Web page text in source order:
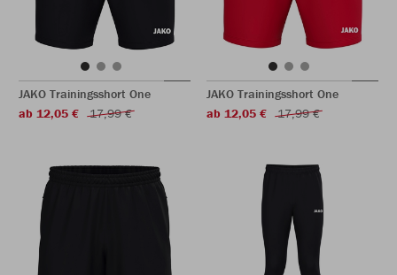
JAKO Trainingsshort One
ab 12,05 €
17,99 €
JAKO Trainingsshort One
ab 12,05 €
17,99 €